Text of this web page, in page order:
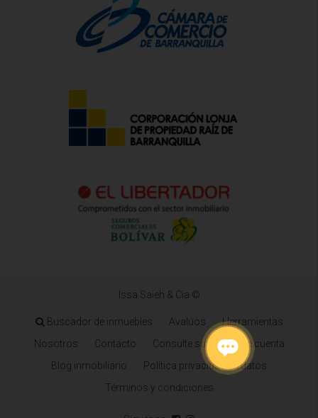
Issa Saieh & Cia ©
Buscador de inmuebles Avalúos
Herramientas
Nosotros
Contacto
Consulte su estado de cuenta
Blog inmobiliario
Política privacidad de datos
Términos y condiciones